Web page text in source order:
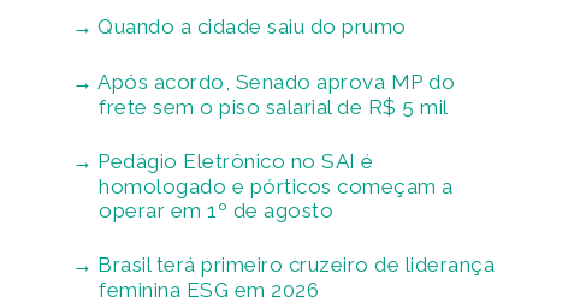
Quando a cidade saiu do prumo
Após acordo, Senado aprova MP do
frete sem o piso salarial de R$ 5 mil
Pedágio Eletrônico no SAI é
homologado e pórticos começam a
operar em 1º de agosto
Brasil terá primeiro cruzeiro de liderança
feminina ESG em 2026